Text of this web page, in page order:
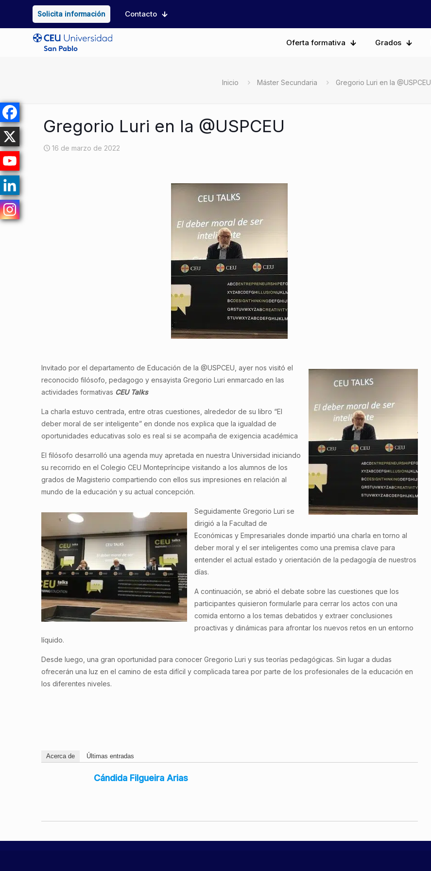
Solicita información Contacto
Oferta formativa Grados
Inicio Máster Secundaria Gregorio Luri en la @USPCEU
Gregorio Luri en la @USPCEU
16 de marzo de 2022
Invitado por el departamento de Educación de la @USPCEU, ayer nos visitó el
reconocido filósofo, pedagogo y ensayista Gregorio Luri enmarcado en las
actividades formativas CEU Talks
La charla estuvo centrada, entre otras cuestiones, alrededor de su libro “El
deber moral de ser inteligente” en donde nos explica que la igualdad de
oportunidades educativas solo es real si se acompaña de exigencia académica
El filósofo desarrolló una agenda muy apretada en nuestra Universidad iniciando
su recorrido en el Colegio CEU Montepríncipe visitando a los alumnos de los
grados de Magisterio compartiendo con ellos sus impresiones en relación al
mundo de la educación y su actual concepción.
Seguidamente Gregorio Luri se
dirigió a la Facultad de
Económicas y Empresariales donde impartió una charla en torno al
deber moral y el ser inteligentes como una premisa clave para
entender el actual estado y orientación de la pedagogía de nuestros
días.
A continuación, se abrió el debate sobre las cuestiones que los
participantes quisieron formularle para cerrar los actos con una
comida entorno a los temas debatidos y extraer conclusiones
proactivas y dinámicas para afrontar los nuevos retos en un entorno
líquido.
Desde luego, una gran oportunidad para conocer Gregorio Luri y sus teorías pedagógicas. Sin lugar a dudas
ofrecerán una luz en el camino de esta difícil y complicada tarea por parte de los profesionales de la educación en
los diferentes niveles.
Acerca de Últimas entradas
Cándida Filgueira Arias